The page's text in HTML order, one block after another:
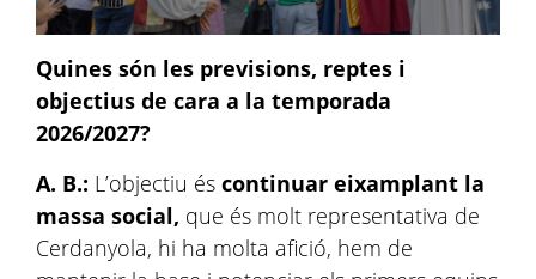
Quines són les previsions, reptes i
objectius de cara a la temporada
2026/2027?
A. B.: L’objectiu és continuar eixamplant la
massa social, que és molt representativa de
Cerdanyola, hi ha molta afició, hem de